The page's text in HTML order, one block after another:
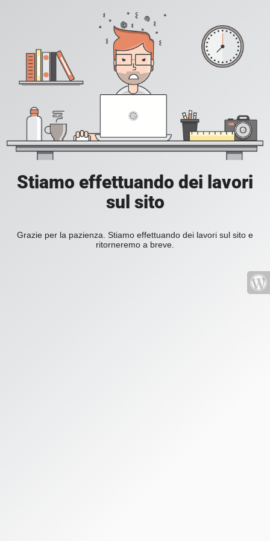
Stiamo effettuando dei lavori
sul sito
Grazie per la pazienza. Stiamo effettuando dei lavori sul sito e
ritorneremo a breve.